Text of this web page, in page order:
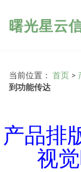
曙光星云
当前位置： 首页 >
到功能传达
产品排
视